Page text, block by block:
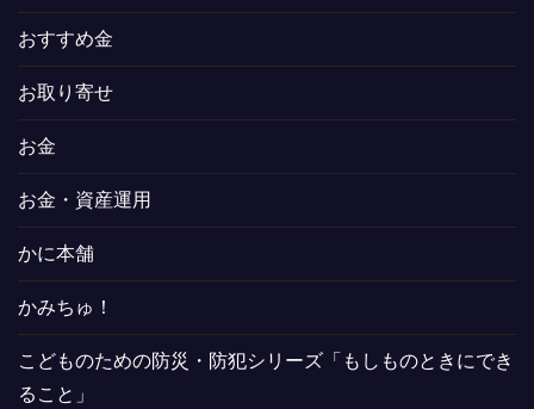
おすすめ金
お取り寄せ
お金
お金・資産運用
かに本舗
かみちゅ！
こどものための防災・防犯シリーズ「もしものときにでき
ること」